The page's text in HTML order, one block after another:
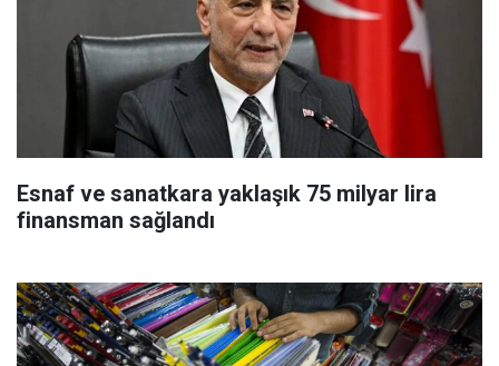
Esnaf ve sanatkara yaklaşık 75 milyar lira
finansman sağlandı